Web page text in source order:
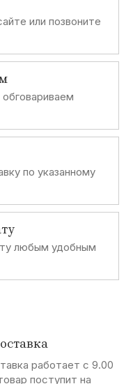
или позвоните
по указанному
любым удобным
работает с 9.00
поступит на